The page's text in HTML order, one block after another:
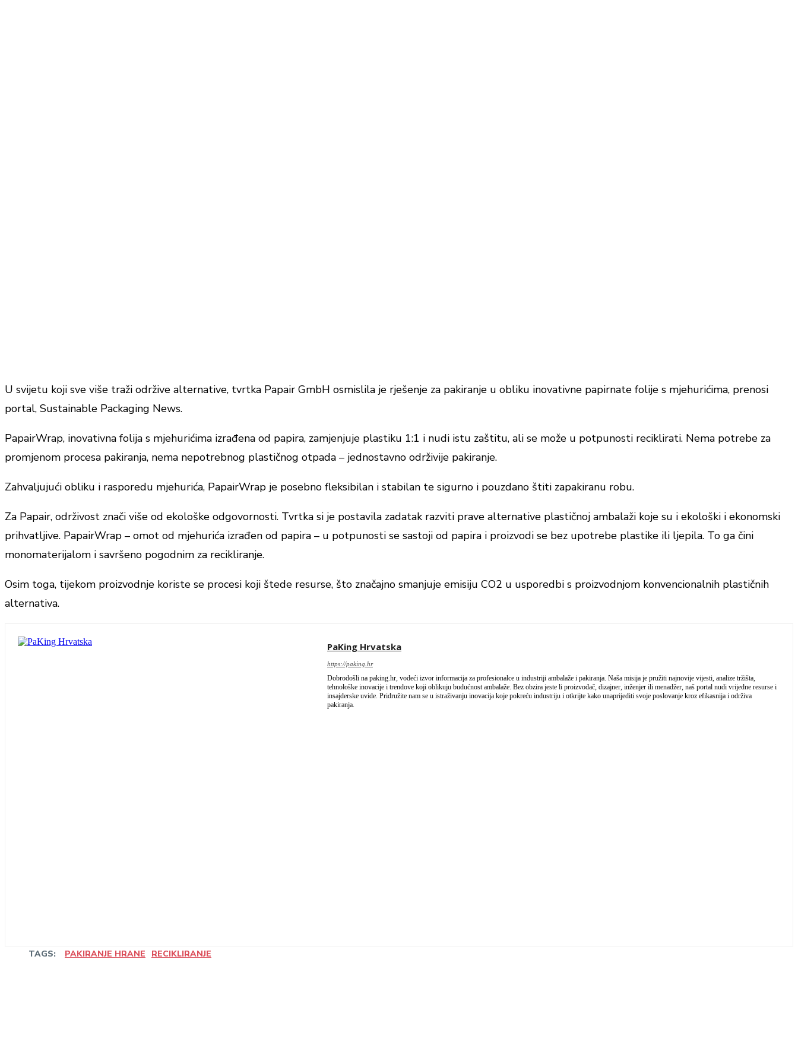
U svijetu koji sve više traži održive alternative, tvrtka Papair GmbH osmislila je rješenje za pakiranje u obliku inovativne papirnate folije s mjehurićima, prenosi
portal, Sustainable Packaging News.
PapairWrap, inovativna folija s mjehurićima izrađena od papira, zamjenjuje plastiku 1:1 i nudi istu zaštitu, ali se može u potpunosti reciklirati. Nema potrebe za
promjenom procesa pakiranja, nema nepotrebnog plastičnog otpada – jednostavno održivije pakiranje.
Zahvaljujući obliku i rasporedu mjehurića, PapairWrap je posebno fleksibilan i stabilan te sigurno i pouzdano štiti zapakiranu robu.
Za Papair, održivost znači više od ekološke odgovornosti. Tvrtka si je postavila zadatak razviti prave alternative plastičnoj ambalaži koje su i ekološki i ekonomski
prihvatljive. PapairWrap – omot od mjehurića izrađen od papira – u potpunosti se sastoji od papira i proizvodi se bez upotrebe plastike ili ljepila. To ga čini
monomaterijalom i savršeno pogodnim za recikliranje.
Osim toga, tijekom proizvodnje koriste se procesi koji štede resurse, što značajno smanjuje emisiju CO2 u usporedbi s proizvodnjom konvencionalnih plastičnih
alternativa.
PaKing Hrvatska
https://paking.hr
Dobrodošli na paking.hr, vodeći izvor informacija za profesionalce u industriji ambalaže i pakiranja. Naša misija je pružiti najnovije vijesti, analize tržišta,
tehnološke inovacije i trendove koji oblikuju budućnost ambalaže. Bez obzira jeste li proizvođač, dizajner, inženjer ili menadžer, naš portal nudi vrijedne resurse i
insajderske uvide. Pridružite nam se u istraživanju inovacija koje pokreću industriju i otkrijte kako unaprijediti svoje poslovanje kroz efikasnija i održiva
pakiranja.
TAGS: PAKIRANJE HRANE RECIKLIRANJE